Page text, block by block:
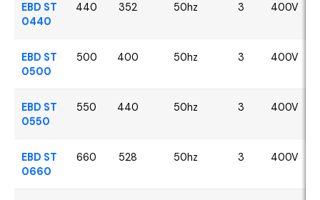
EBD ST
0440
440 352 50hz 3 400V
EBD ST
0500
500 400 50hz 3 400V
EBD ST
0550
550 440 50hz 3 400V
EBD ST
0660
660 528 50hz 3 400V